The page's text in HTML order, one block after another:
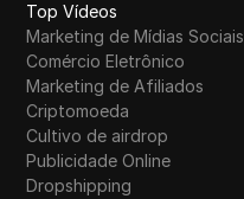
Venmo
Vimeo
VKontakte
Walmart Marketplace
Top Vídeos
Marketing de Mídias Sociais
Comércio Eletrônico
Marketing de Afiliados
Criptomoeda
Cultivo de airdrop
Publicidade Online
Dropshipping